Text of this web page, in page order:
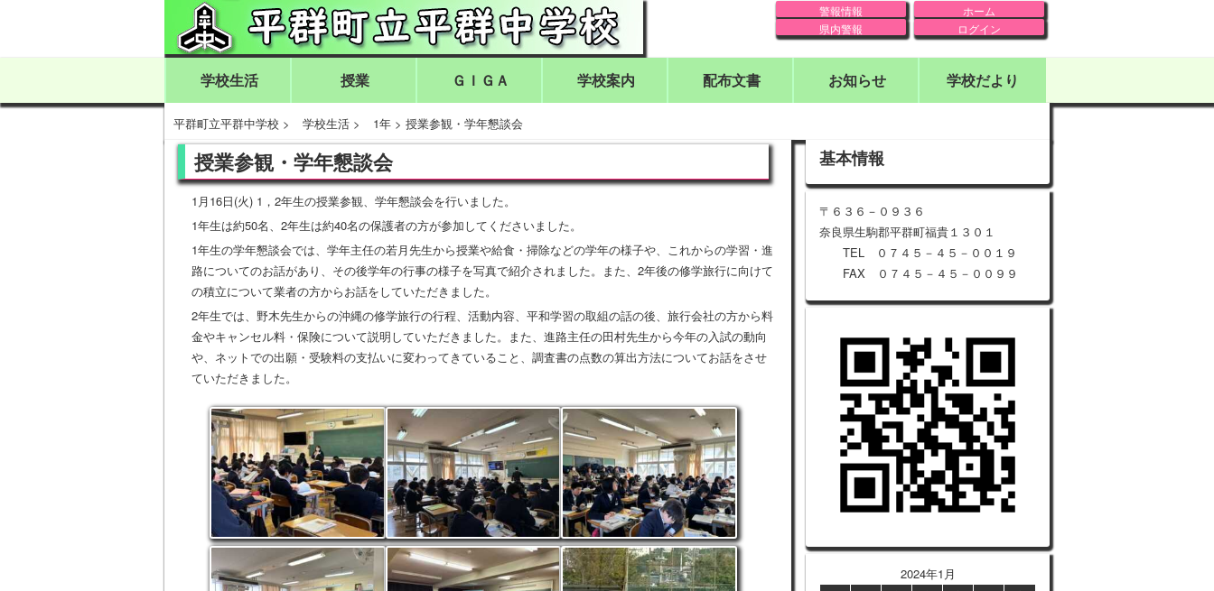
ホーム
ログイン
警報情報
県内警報
学校生活 授業 ＧＩＧＡ 学校案内 配布文書 お知らせ 学校だより
平群町立平群中学校 > 学校生活 > 1年 > 授業参観・学年懇談会
授業参観・学年懇談会
1月16日(火) 1，2年生の授業参観、学年懇談会を行いました。
1年生は約50名、2年生は約40名の保護者の方が参加してくださいました。
1年生の学年懇談会では、学年主任の若月先生から授業や給食・掃除などの学年の様子や、これからの学習・進
路についてのお話があり、その後学年の行事の様子を写真で紹介されました。また、2年後の修学旅行に向けて
の積立について業者の方からお話をしていただきました。
2年生では、野木先生からの沖縄の修学旅行の行程、活動内容、平和学習の取組の話の後、旅行会社の方から料
金やキャンセル料・保険について説明していただきました。また、進路主任の田村先生から今年の入試の動向
や、ネットでの出願・受験料の支払いに変わってきていること、調査書の点数の算出方法についてお話をさせ
ていただきました。
基本情報
〒６３６－０９３６
奈良県生駒郡平群町福貴１３０１
TEL ０７４５－４５－００１９
FAX ０７４５－４５－００９９
2024年1月